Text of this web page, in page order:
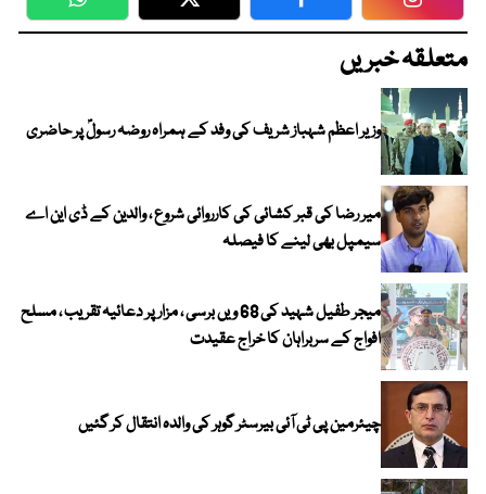
WhatsApp Twitter Facebook
متعلقہ خبریں
وزیر اعظم شہباز شریف کی وفد کے ہمراہ روضہ رسولؐ پر حاضری
میر رضا کی قبر کشائی کی کارروائی شروع ، والدین کے ڈی این اے
سیمپل بھی لینے کا فیصلہ
میجر طفیل شہید کی 68 ویں برسی ، مزار پر دعائیہ تقریب ، مسلح
افواج کے سربراہان کا خراج عقیدت
چیئرمین پی ٹی آئی بیرسٹر گوہر کی والدہ انتقال کر گئیں